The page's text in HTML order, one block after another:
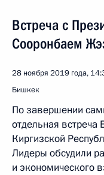
Встреча с
Сооронбаем
28 ноября 2019 года,
Бишкек
По завершении
отдельная
Киргизской
Лидеры обсудили
и экономического